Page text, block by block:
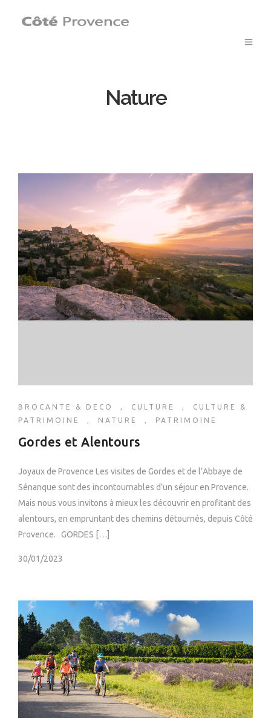
Nature
BROCANTE & DECO , CULTURE , CULTURE &
PATRIMOINE
, NATURE , PATRIMOINE
Gordes et Alentours
Joyaux de Provence Les visites de Gordes et de l’Abbaye de
Sénanque sont des incontournables d’un séjour en Provence.
Mais nous vous invitons à mieux les découvrir en profitant des
alentours, en empruntant des chemins détournés, depuis Côté
Provence. GORDES […]
30/01/2023